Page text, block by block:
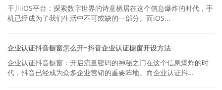
千川iOS平台：探索数字世界的诗意栖居在这个信息爆炸的时代，手
机已经成为了我们生活中不可或缺的一部分。而iOS...
企业认证抖音橱窗怎么开-抖音企业认证橱窗开设方法
企业认证抖音橱窗：开启流量密码的神秘之门在这个信息爆炸的时
代，抖音已经成为众多企业营销的重要阵地。而企业认证抖...